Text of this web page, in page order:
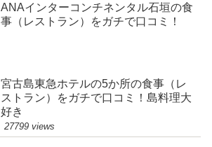
ANAインターコンチネンタル石垣の食
事（レストラン）をガチで口コミ！
宮古島東急ホテルの5か所の食事（レ
ストラン）をガチで口コミ！島料理大
好き
27799 views